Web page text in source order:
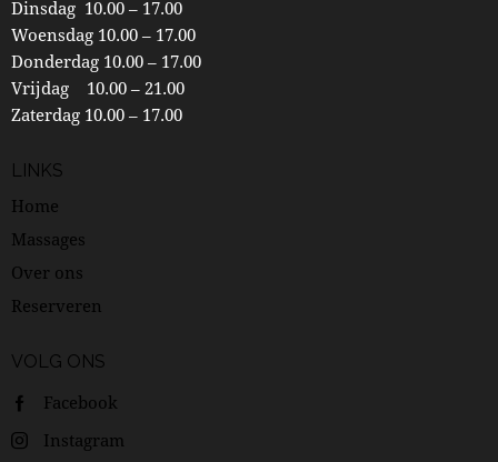
Dinsdag 10.00 – 17.00
Woensdag 10.00 – 17.00
Donderdag 10.00 – 17.00
Vrijdag 10.00 – 21.00
Zaterdag 10.00 – 17.00
LINKS
Home
Massages
Over ons
Reserveren
VOLG ONS
Facebook
Instagram